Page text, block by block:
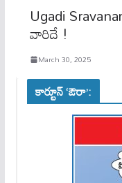
Ugadi
వారిదే !
March 30, 2025
కార్టూన్ ‘ఔరా’: